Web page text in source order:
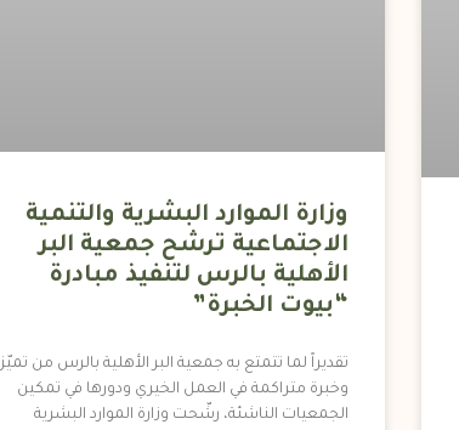
وزارة الموارد البشرية والتنمية
الاجتماعية ترشح جمعية البر
الأهلية بالرس لتنفيذ مبادرة
“بيوت الخبرة”
تقديراً لما تتمتع به جمعية البر الأهلية بالرس من تميّز
وخبرة متراكمة في العمل الخيري ودورها في تمكين
الجمعيات الناشئة، رشّحت وزارة الموارد البشرية